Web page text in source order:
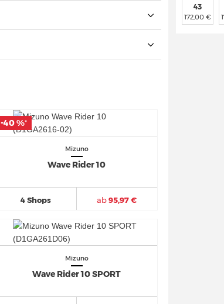
Mizuno
Wave Rider 10
4 Shops ab95,97 €
-40 %*
-40 %*
Mizuno
Wave Rider 10 SPORT
43
172,00 €